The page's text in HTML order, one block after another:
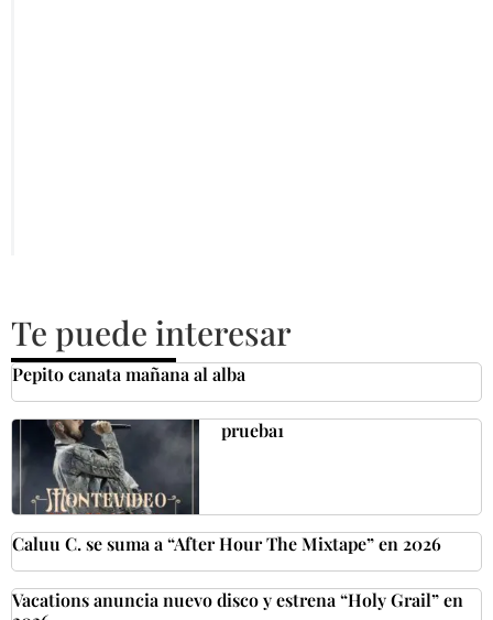
Te puede interesar
Pepito canata mañana al alba
prueba1
Caluu C. se suma a “After Hour The Mixtape” en 2026
Vacations anuncia nuevo disco y estrena “Holy Grail” en